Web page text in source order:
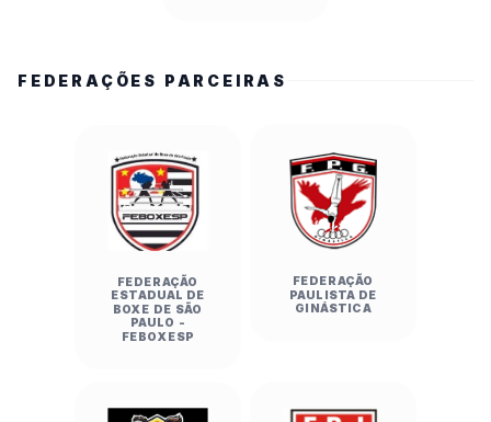
FEDERAÇÕES PARCEIRAS
FEDERAÇÃO
ESTADUAL DE
BOXE DE SÃO
PAULO -
FEBOXESP
FEDERAÇÃO
PAULISTA DE
GINÁSTICA